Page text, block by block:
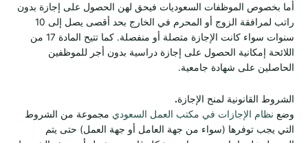
أما بخصوص الموظفات السعوديات فيحق لهن الحصول على إجازة بدون
راتب لمرافقة الزوج أو المحرم في الخارج بحد أقصى يصل إلى 10
سنوات سواء كانت الإجازة متصلة أو منفصلة. كما تتيح المادة 17 من
اللائحة إمكانية الحصول على إجازة دراسية بدون أجر للموظفين
الحاصلين على شهادة جامعية.
الشروط القانونية لمنح الإجازة.
وضع نظام الإجازات في مكتب العمل السعودي مجموعة من الشروط
التي يجب توفرها (سواء من جهة العامل أو جهة العمل) حتى يتم